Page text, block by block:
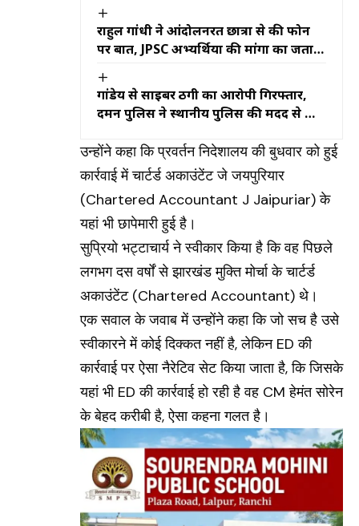
राहुल गांधी ने आंदोलनरत छात्रों से की फोन
पर बात, JPSC अभ्यर्थियों की मांगों का जताया
गांडेय से साइबर ठगी का आरोपी गिरफ्तार,
दमन पुलिस ने स्थानीय पुलिस की मदद से की
उन्होंने कहा कि प्रवर्तन निदेशालय की बुधवार को हुई
कार्रवाई में चार्टर्ड अकाउंटेंट जे जयपुरियार
(Chartered Accountant J Jaipuriar)के
यहां भी छापेमारी हुई है।
सुप्रियो भट्टाचार्य ने स्वीकार किया है कि वह पिछले
लगभग दस वर्षों से झारखंड मुक्ति मोर्चा के चार्टर्ड
अकाउंटेंट (Chartered Accountant) थे।
एक सवाल के जवाब में उन्होंने कहा कि जो सच है उसे
स्वीकारने में कोई दिक्कत नहीं है, लेकिन ED की
कार्रवाई पर ऐसा नैरेटिव सेट किया जाता है, कि जिसके
यहां भी ED की कार्रवाई हो रही है वह CM हेमंत सोरेन
के बेहद करीबी है, ऐसा कहना गलत है।